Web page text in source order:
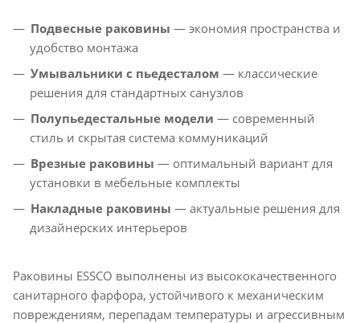
Подвесные раковины — экономия пространства и
удобство монтажа
Умывальники с пьедесталом — классические
решения для стандартных санузлов
Полупьедестальные модели — современный
стиль и скрытая система коммуникаций
Врезные раковины — оптимальный вариант для
установки в мебельные комплекты
Накладные раковины — актуальные решения для
дизайнерских интерьеров
Раковины ESSCO выполнены из высококачественного
санитарного фарфора, устойчивого к механическим
повреждениям, перепадам температуры и агрессивным